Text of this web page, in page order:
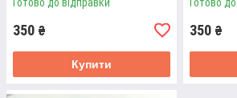
КОНСУЛЬТАЦІЇ
УРАХУВАННЯМ
ПЕРЕВАГ
350 ₴
Купити
350 ₴